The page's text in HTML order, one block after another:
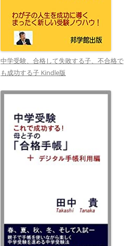
中学受験、合格して失敗する子、不合格で
も成功する子 Kindle版